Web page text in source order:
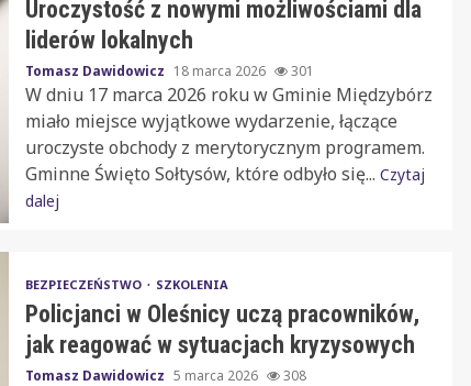
Uroczystość z nowymi możliwościami dla
liderów lokalnych
Tomasz Dawidowicz 18 marca 2026 301
W dniu 17 marca 2026 roku w Gminie Międzybórz
miało miejsce wyjątkowe wydarzenie, łączące
uroczyste obchody z merytorycznym programem.
Gminne Święto Sołtysów, które odbyło się... Czytaj
dalej
BEZPIECZEŃSTWO SZKOLENIA
Policjanci w Oleśnicy uczą pracowników,
jak reagować w sytuacjach kryzysowych
Tomasz Dawidowicz 5 marca 2026 308